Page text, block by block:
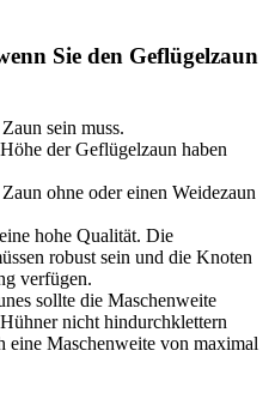
Sie den Geflügelzaun
sein muss.
der Geflügelzaun haben
ohne oder einen Weidezaun
hohe Qualität. Die
robust sein und die Knoten
verfügen.
sollte die Maschenweite
nicht hindurchklettern
eine Maschenweite von maximal